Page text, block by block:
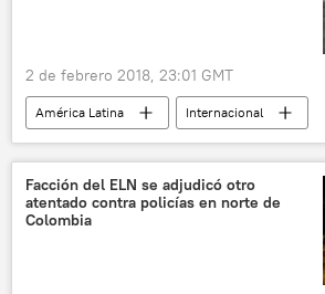
2 de febrero 2018, 23:01 GMT
América Latina
Internacional
Argentina
Uruguay noticias
Facción del ELN se adjudicó otro
atentado contra policías en norte de
Colombia